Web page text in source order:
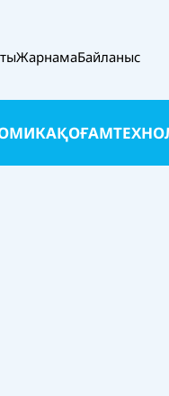
ЖарнамаБайланыс
ҚОҒАМ